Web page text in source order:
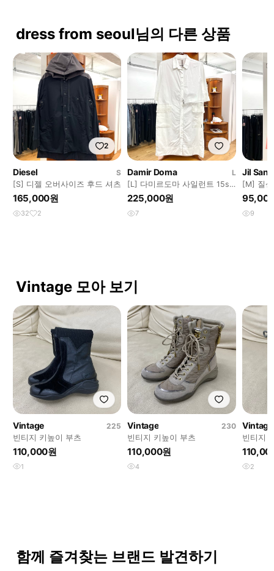
dress from seoul님의 다른 상품
2
Diesel
S
[S] 디젤 오버사이즈 후드 셔츠
165,000원
32 2
Damir Doma
L
[L] 다미르도마 사일런트 15ss
셔츠 원피스
225,000원
7
Jil
[M] 질
본 슬리
9
Vintage 모아 보기
Vintage
225
빈티지 키높이 부츠
110,000원
1
Vintage
230
빈티지 키높이 부츠
110,000원
4
Vintage
빈티지
2
함께 즐겨찾는 브랜드 발견하기